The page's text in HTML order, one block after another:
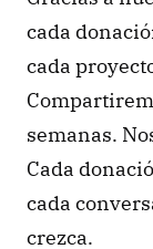
cada
cada
semanas.
Cada
cada
crezca.